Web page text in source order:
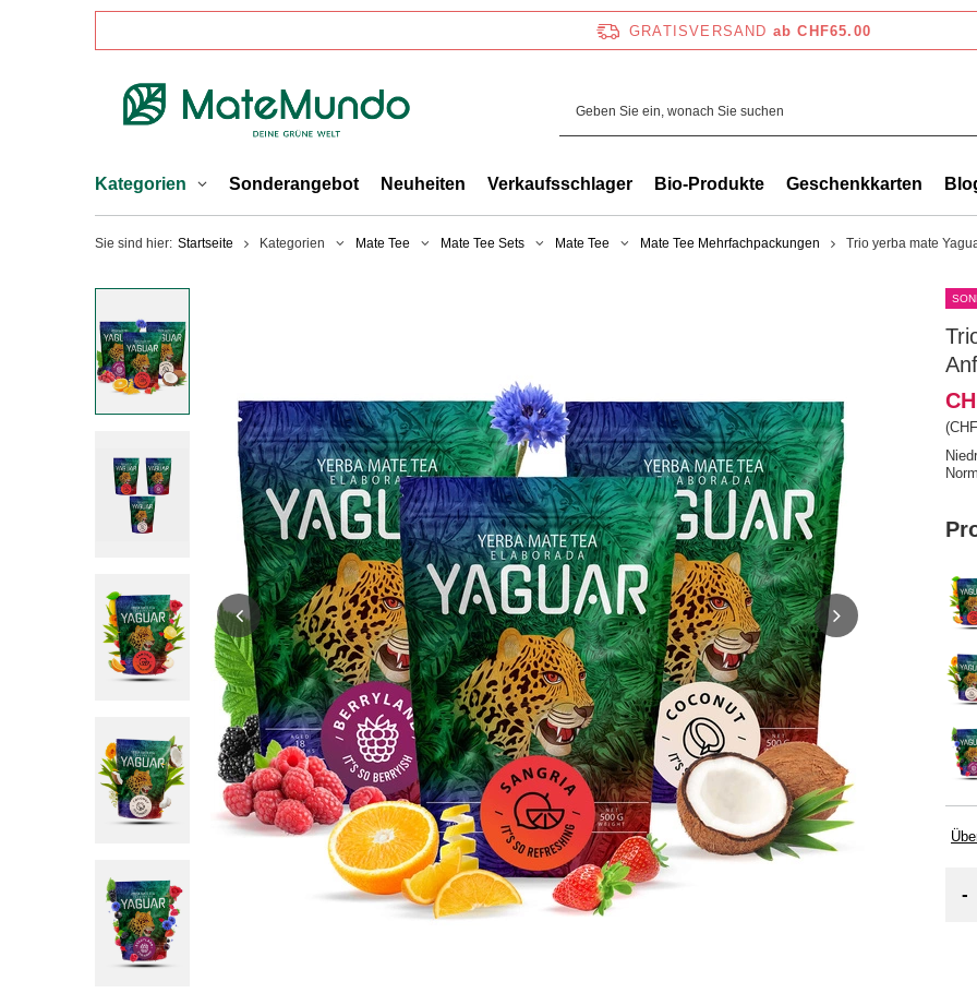
GRATISVERSAND ab CHF65.00
Kategorien Sonderangebot Neuheiten Verkaufsschlager Bio-Produkte Geschenkkarten
Sie sind hier: Startseite Kategorien Mate Tee Mate Tee Sets Mate Tee Mate Tee Mehrfachpackungen Trio yerba mate
-